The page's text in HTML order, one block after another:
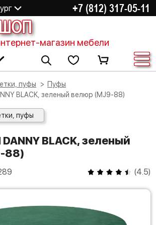
+7 (812) 317-05-11
магазин мебели
пуфы
Пуфы
BLACK, зеленый велюр (MJ9-88)
пуфы
88)
(4.5)